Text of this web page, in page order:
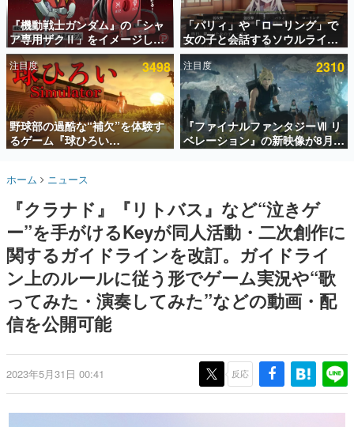
アプリセール情報
インタビュー
連載・特集一覧
殿堂入り記事
SNS拡散数が数千以上！ ページビュー数万以上！ などな
ど。多くの人々に読まれた、電ファミ渾身の“殿堂入り”記
事をまとめました。
名作ゲームクリエイターの方々に製作時のエピソードをお
きます。
赫本
この物語を解いてはいけない。『赫本』は、〈試験問題〉
の形をした短編ホラー小説集です。
新世代に訊く
これからのデジタルゲーム市場を担う若きクリエイター達
の姿を追い、彼らのルーツと情熱を探っていきます。
ゲーム世代の作家たち
ゲームに多大な影響を受けた作家さんに取材し、ゲームが
日本のコンテンツ産業やカルチャーに与えた影響を探る企
画です。
『機動戦士ガンダム』の「シャ
ア専用ザクⅡ」をイメージした
散水ホースリールが予約開始。
本体にはシャアのパーソナルマ
ークやジオン公国軍のエンブレ
ム、型式番号などを配置
「パリィ」や「ローリング」で
女の子と会話するソウルライク
恋愛ゲーム『小早川さんはソウ
ルライク』無料公開。返事に失
敗すると「YOU DIED」
注目度 3498
野球部の過酷な“補欠”を体験す
るゲーム『球ひろい
Simulator』が「1件」のウィッ
対応しSNSで話題に。『キング
プロ野球選手から称賛の声
注目度 2310
『ファイナルファンタジーⅦ リ
ベレーション』の新映像が8月
26日早朝に公開へ。『FF7』リ
ナイトライブにてディレクター
の浜口直樹氏が登壇する予定
ホーム ニュース
『クラナド』『リトバス』など“泣きゲ
ー”を手がけるKeyが同人活動・二次創作に
関するガイドラインを改訂。ガイドライ
ン上のルールに従う形でゲーム実況や“歌
ってみた・演奏してみた”などの動画・配
信を公開可能
2023年5月31日 00:41 反応